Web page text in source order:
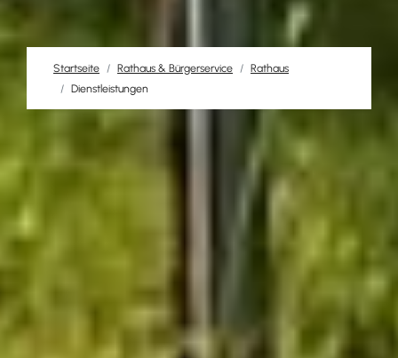
Startseite Rathaus & Bürgerservice
Rathaus
Dienstleistungen